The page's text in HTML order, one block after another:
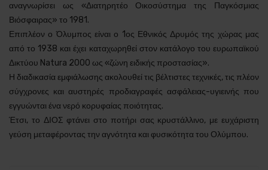
αναγνωρίσει ως «Διατηρητέο Οικοσύστημα της Παγκόσμιας
Βιόσφαιρας» το 1981.
Επιπλέον ο Όλυμπος είναι ο 1ος Εθνικός Δρυμός της χώρας μας
από το 1938 και έχει καταχωρηθεί στον κατάλογο του ευρωπαϊκού
Δικτύου Natura 2000 ως «ζώνη ειδικής προστασίας».
Η διαδικασία εμφιάλωσης ακολουθεί τις βέλτιστες τεχνικές, τις πλέον
σύγχρονες και αυστηρές προδιαγραφές ασφάλειας-υγιεινής που
εγγυώνται ένα νερό κορυφαίας ποιότητας.
Έτσι, το ΔΙΟΣ φτάνει στο ποτήρι σας κρυστάλλινο, με ευχάριστη
γεύση μεταφέροντας την αγνότητα και φυσικότητα του Ολύμπου.